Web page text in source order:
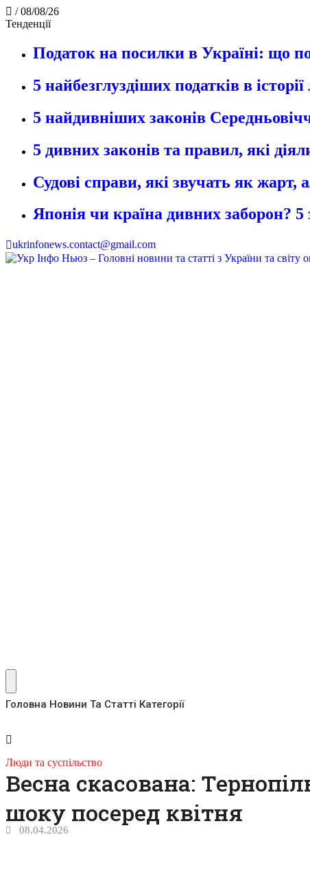
/ 08/08/26
Тенденції
Податок на посилки в Україні: що
5 найбезглуздіших податків в
5 найдивніших законів
5 дивних законів та правил, які
Судові справи, які звучать як жарт,
Японія чи країна дивних заборон?
ukrinfonews.contact@gmail.com
Головна Новини Та Статті Категорії
Люди та суспільство
Весна скасована:
шоку посеред квітня
08.04.2026